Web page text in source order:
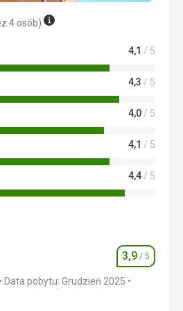
przetłumaczona za
4 osób)
4,1 / 5
4,3 / 5
4,0 / 5
4,1 / 5
4,4 / 5
Ocena
3,9 / 5
Data pobytu: Grudzień 2025